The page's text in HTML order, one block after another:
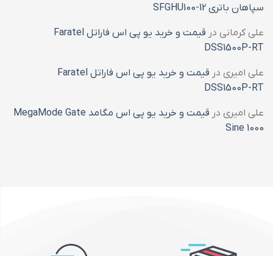
سپاهان باتری SFGHU100-12
علی کرمانی در
قیمت و خرید یو پی اس فاراتل Faratel
DSS1500P-RT
علی امیری در
قیمت و خرید یو پی اس فاراتل Faratel
DSS1500P-RT
علی امیری در
قیمت و خرید یو پی اس مگامد MegaMode Gate
Sine 1000